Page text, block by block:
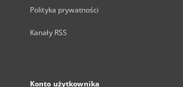
Polityka prywatności
Kanały RSS
Konto użytkownika